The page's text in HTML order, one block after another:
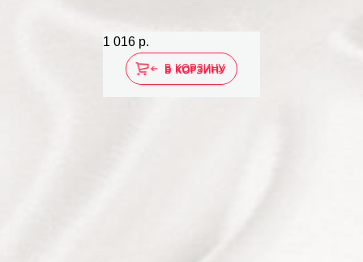
1 016 р.
В КОРЗИНУ